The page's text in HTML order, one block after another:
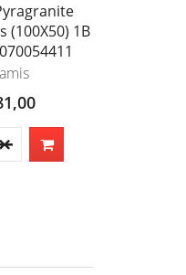
(100X50) 1B